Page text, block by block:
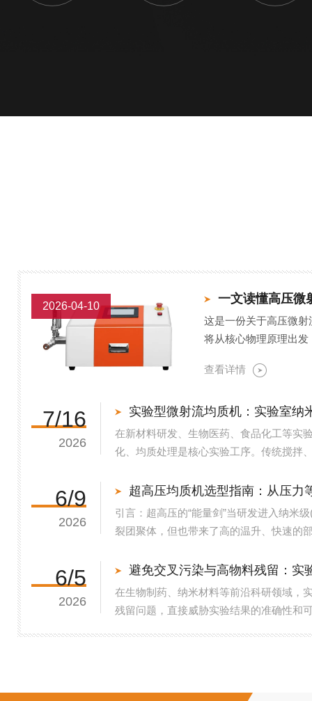
2026-04-10
这是一份关于高压微
将从核心物理原理出
么问题...
查看详情
7/16
2026
实验型微射流均质机：实验室纳
在新材料研发、生物医药、食品化工等实
化、均质处理是核心实验工序。传统搅拌
可通过流体力学作用实现物料超微...
6/9
2026
超高压均质机选型指南：从压力
引言：超高压的“能量剑”当研发进入纳米
裂团聚体，但也带来了高的温升、快速的
高越好，关键在于“有效破碎...
6/5
2026
在生物制药、纳米材料等前沿科研领域，
残留问题，直接威胁实验结果的准确性和